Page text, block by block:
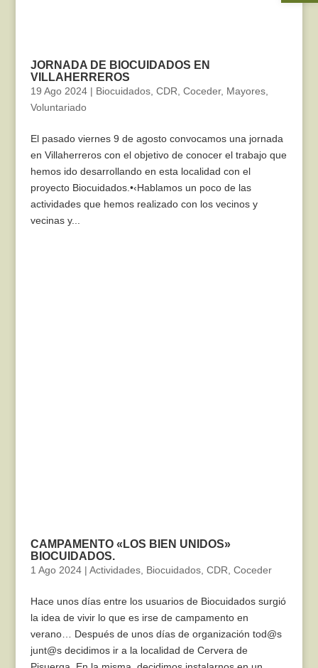
JORNADA DE BIOCUIDADOS EN
VILLAHERREROS
19 Ago 2024| Biocuidados, CDR Coceder, Mayores,
Voluntariado
El pasado viernes 9 de agosto convocamos una jornada
en Villaherreros con el objetivo de conocer el trabajo que
hemos ido desarrollando en esta localidad con el
proyecto Biocuidados.•‹Hablamos un poco de las
actividades que hemos realizado con los vecinos y
vecinas y...
CAMPAMENTO «LOS BIEN UNIDOS»
BIOCUIDADOS.
1 Ago 2024| Actividades, Biocuidados, CDR Coceder
Hace unos días entre los usuarios de Biocuidados surgió
la idea de vivir lo que es irse de campamento en
verano… Después de unos días de organización tod@s
junt@s decidimos ir a la localidad de Cervera de